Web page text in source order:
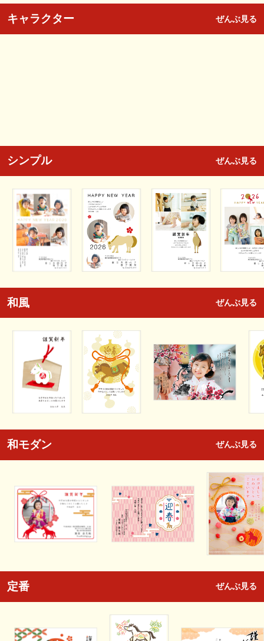
キャラクター ぜんぶ見る
シンプル ぜんぶ見る
和風 ぜんぶ見る
和モダン ぜんぶ見る
定番 ぜんぶ見る